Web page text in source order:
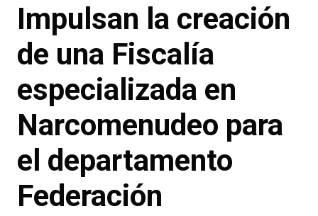
Impulsan la creación
de una Fiscalía
especializada en
Narcomenudeo para
el departamento
Federación